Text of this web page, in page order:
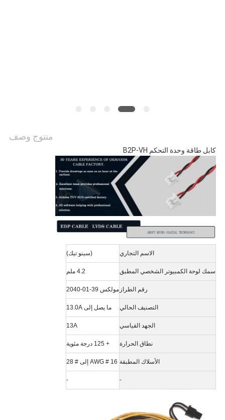
منتوج وصف
كابل طاقة وحدة التحكم B2P-VH
الاسم التجاري (سينو تيك)
سمك لوحة الكمبيوتر الشخصي المطبق 4.2 ملم
رقم الطراز مولكس 39-01-2040
التصنيف الحالي ما يصل إلى 13.0A
الجهد القياسي 13A
نطاق الحرارة + 125 درجة مئوية
الأسلاك المطبقة AWG # 16 إلى # 28
-
-